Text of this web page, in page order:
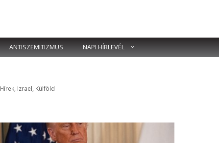
ANTISZEMITIZMUS NAPI HÍRLEVÉL
Címkék
Hírek Izrael Külföld